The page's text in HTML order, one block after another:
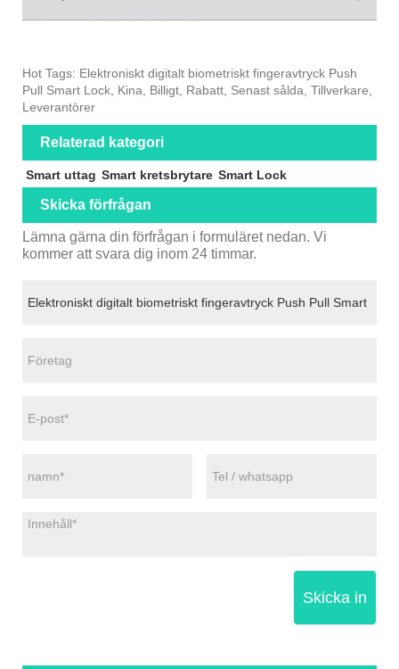
Hot Tags: Elektroniskt digitalt biometriskt fingeravtryck Push
Pull Smart Lock, Kina, Billigt, Rabatt, Senast sålda, Tillverkare,
Leverantörer
Relaterad kategori
Smart uttag Smart kretsbrytare Smart Lock
Skicka förfrågan
Lämna gärna din förfrågan i formuläret nedan. Vi
kommer att svara dig inom 24 timmar.
Skicka in